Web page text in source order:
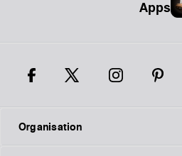
Apps
Organisation